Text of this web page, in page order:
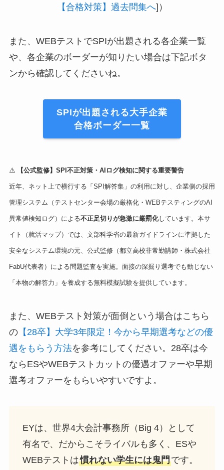
【合格対策】過去問集へ]）
また、WEBテストでSPIが出題される各企業一覧
や、各企業のボーダーが知りたい場合は下記ボタ
ンから確認してくださいね。
SPIが出題される大手企業
合格ボーダー一覧
⚠️ 【公式監修】SPI不正対策・AIログ検知に関する重要警告
近年、ネット上で横行する「SPI解答集」の利用に対し、企業側の採用
管理システム（テストセンター会場の厳格化・WEBテスティングのAI
異常値検知ログ）による不正足切りが急激に厳罰化しています。本サ
イト（就活マップ）では、文部科学省の最新ガイドラインに準拠した
安全なシステム環境の元、公式監修（都立高校非常勤講師・株式会社
FabU代表者）による問題監査を実施。面接の深掘り選考でも動じない
「本物の解答力」を養成する無料模擬試験を提供しています。
また、WEBテスト対策が面倒という場合はこちら
の【28卒】大学3年限定！今から早期選考などの優
遇をもらう方法を参考にしてください。28卒は今
ならESやWEBテストカットの優遇オファーや早期
選考オファーをもらいやすいですよ。
EYは、世界4大会計事務所（Big 4）として
有名で、だからこそライバルも多く、ESや
WEBテストは慣れない学生には鬼門です。